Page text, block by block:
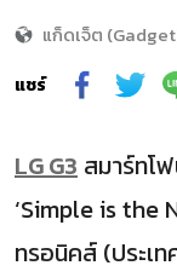
แก็ดเจ็ต
แชร์
LG G3 สมาร์ทโ
‘Simple is the
ทรอนิคส์ (ประเ